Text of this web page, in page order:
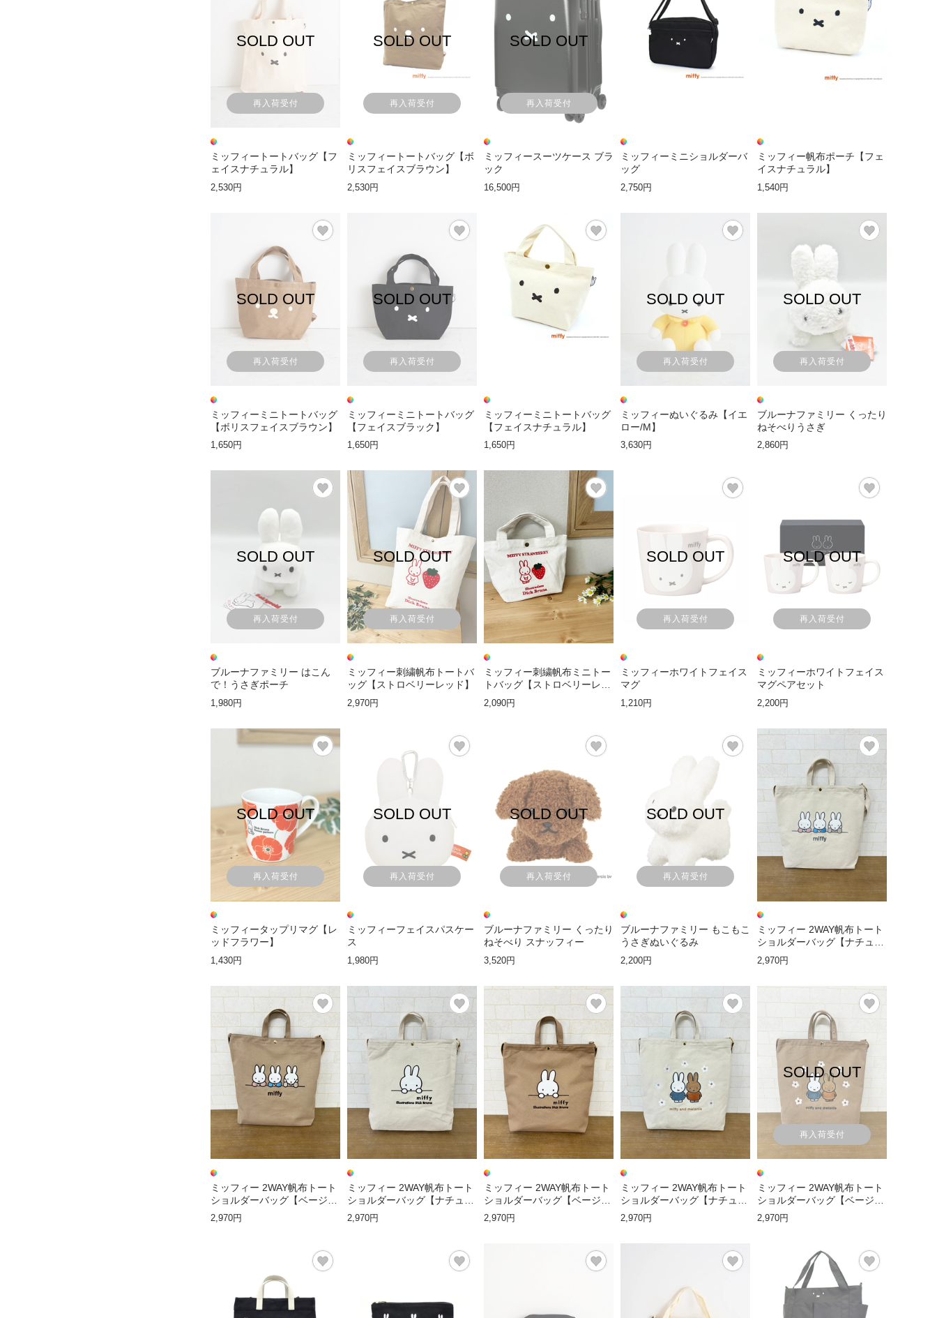
SOLD OUT
再入荷受付
ミッフィートートバッグ【フ
ェイスナチュラル】
2,530円
SOLD OUT
再入荷受付
ミッフィートートバッグ【ボ
リスフェイスブラウン】
2,530円
SOLD OUT
再入荷受付
ミッフィースーツケース ブラ
ック
16,500円
ミッフィーミニショルダーバ
ッグ
2,750円
ミッフィー帆布ポーチ【フェ
イスナチュラル】
1,540円
SOLD OUT
再入荷受付
ミッフィーミニトートバッグ
【ボリスフェイスブラウン】
1,650円
SOLD OUT
再入荷受付
ミッフィーミニトートバッグ
【フェイスブラック】
1,650円
ミッフィーミニトートバッグ
【フェイスナチュラル】
1,650円
SOLD OUT
再入荷受付
ミッフィーぬいぐるみ【イエ
ロー/M】
3,630円
SOLD OUT
再入荷受付
ブルーナファミリー くったり
ねそべりうさぎ
2,860円
SOLD OUT
再入荷受付
ブルーナファミリー はこん
で！うさぎポーチ
1,980円
SOLD OUT
再入荷受付
ミッフィー刺繍帆布トートバ
ッグ【ストロベリーレッド】
2,970円
ミッフィー刺繍帆布ミニトー
トバッグ【ストロベリーレッ
ド】
2,090円
SOLD OUT
再入荷受付
ミッフィーホワイトフェイス
マグ
1,210円
SOLD OUT
再入荷受付
ミッフィーホワイトフェイス
マグペアセット
2,200円
SOLD OUT
再入荷受付
ミッフィータップリマグ【レ
ッドフラワー】
1,430円
SOLD OUT
再入荷受付
ミッフィーフェイスパスケー
ス
1,980円
SOLD OUT
再入荷受付
ブルーナファミリー くったり
ねそべり スナッフィー
3,520円
SOLD OUT
再入荷受付
ブルーナファミリー もこもこ
うさぎぬいぐるみ
2,200円
ミッフィー 2WAY帆布トート
ショルダーバッグ【ナチュラ
ルミッフィートリオ】
2,970円
ミッフィー 2WAY帆布トート
ショルダーバッグ【ベージュ
ミッフィートリオ】
2,970円
ミッフィー 2WAY帆布トート
ショルダーバッグ【ナチュラ
ルミッフィーフェイス】
2,970円
ミッフィー 2WAY帆布トート
ショルダーバッグ【ベージュ
ミッフィーフェイス】
2,970円
ミッフィー 2WAY帆布トート
ショルダーバッグ【ナチュラ
ルフラワーアーチ】
2,970円
SOLD OUT
再入荷受付
ミッフィー 2WAY帆布トート
ショルダーバッグ【ベージュ
フラワーアーチ】
2,970円